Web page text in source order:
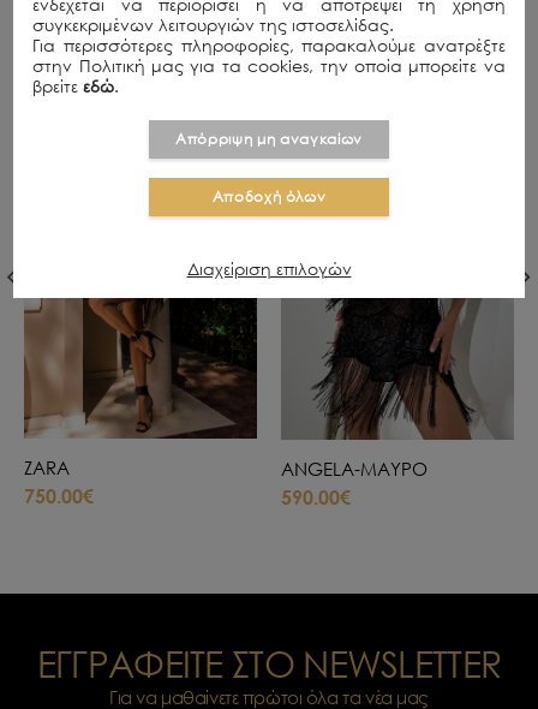
ΣΧΕΤΙΚΑ ΠΡΟΪΟΝΤΑ
ZARA
750.00€
ANGELA-ΜΑΥΡΟ
590.00€
ΕΓΓΡΑΦΕΙΤΕ ΣΤΟ NEWSLETTER
Για να μαθαίνετε πρώτοι όλα τα νέα μας
ενδέχεται να περιορίσει ή να αποτρέψει τη χρήση
συγκεκριμένων λειτουργιών της ιστοσελίδας.
Για περισσότερες πληροφορίες, παρακαλούμε ανατρέξτε
στην Πολιτική μας για τα cookies, την οποία μπορείτε να
βρείτεεδώ.
Απόρριψη μη αναγκαίων
Αποδοχή όλων
Διαχείριση επιλογών